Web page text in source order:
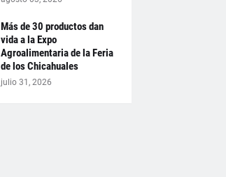
Más de 30 productos dan
vida a la Expo
Agroalimentaria de la Feria
de los Chicahuales
julio 31, 2026